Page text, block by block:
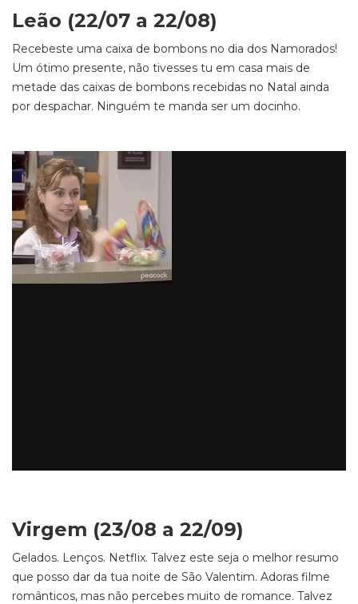
Leão (22/07 a 22/08)
Recebeste uma caixa de bombons no dia dos Namorados!
Um ótimo presente, não tivesses tu em casa mais de
metade das caixas de bombons recebidas no Natal ainda
por despachar. Ninguém te manda ser um docinho.
Virgem (23/08 a 22/09)
Gelados. Lenços. Netflix. Talvez este seja o melhor resumo
que posso dar da tua noite de São Valentim. Adoras filme
românticos, mas não percebes muito de romance. Talvez